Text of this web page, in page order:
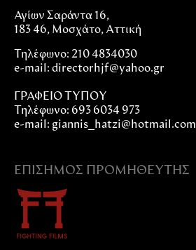
Αγίων Σαράντα 16,
183 46, Μοσχάτο, Αττική
Τηλέφωνο: 210 4834030
e-mail: directorhjf@yahoo.gr
ΓΡΑΦΕΙΟ ΤΥΠΟΥ
Τηλέφωνο: 693 6034 973
e-mail: giannis_hatzi@hotmail.com
ΕΠΊΣΗΜΟΣ ΠΡΟΜΗΘΕΥΤΉΣ